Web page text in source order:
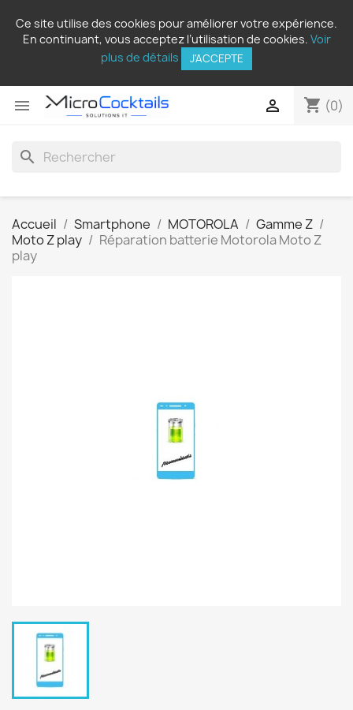
Ce site utilise des cookies pour améliorer votre expérience.
En continuant, vous acceptez l’utilisation de cookies. Voir
plus de détails
J'ACCEPTE
 shopping_cart (0)

search
Accueil Smartphone MOTOROLA
Gamme Z
Moto Z play
Réparation batterie Motorola Moto Z
play